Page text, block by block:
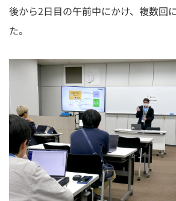
後から2日目の午前中にかけ、複数回
た。